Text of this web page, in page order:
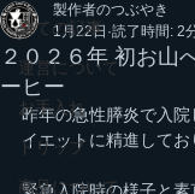
全ての記事
運営について
お手入れ
ドリップ
商品について
２０２６年 初お山
ーヒー
製作者のつぶやき
1月22日 読了時間: 2
昨年の急性膵炎で入
イエットに精進してお